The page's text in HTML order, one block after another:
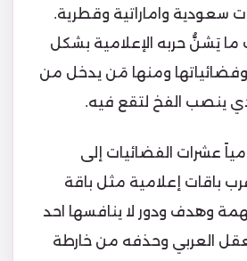
سعودية واماراتية وقطرية.
يَشنُّ حربه الإعلامية بشكل
ومنها مَن يدخل من
ينصب الفخ لتقع فيه.
عشرات الفضائيات إلى
باقات إعلامية مثل باقة
مهمة وهدف ودور لا ينافسها احد
العربي وحذفه من خارطة